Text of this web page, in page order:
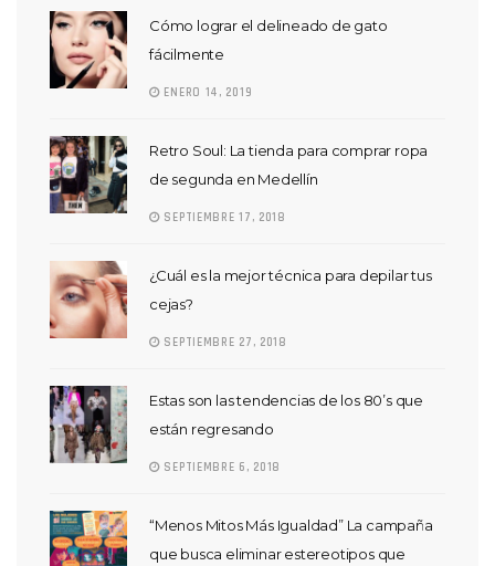
Cómo lograr el delineado de gato
fácilmente
ENERO 14, 2019
Retro Soul: La tienda para comprar ropa
de segunda en Medellín
SEPTIEMBRE 17, 2018
¿Cuál es la mejor técnica para depilar tus
cejas?
SEPTIEMBRE 27, 2018
Estas son las tendencias de los 80’s que
están regresando
SEPTIEMBRE 6, 2018
“Menos Mitos Más Igualdad” La campaña
que busca eliminar estereotipos que